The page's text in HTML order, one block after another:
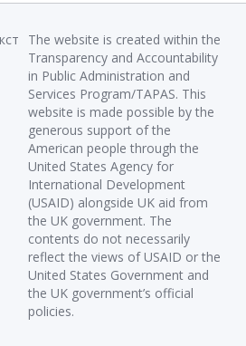
The website is created within the
Transparency and Accountability
in Public Administration and
Services Program/TAPAS. This
website is made possible by the
generous support of the
American people through the
United States Agency for
International Development
(USAID) alongside UK aid from
the UK government. The
contents do not necessarily
reflect the views of USAID or the
United States Government and
the UK government’s official
policies.